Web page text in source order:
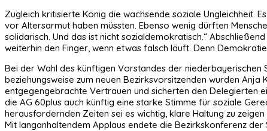
Zugleich kritisierte König die wachsende soziale Ungleichheit.
vor Altersarmut haben müssten. Ebenso wenig dürften
solidarisch. Und das ist nicht sozialdemokratisch.“
weiterhin den Finger, wenn etwas falsch läuft. Denn
Bei der Wahl des künftigen Vorstandes der niederbayerischen
beziehungsweise zum neuen Bezirksvorsitzenden wurden
entgegengebrachte Vertrauen und sicherten den Delegierten
die AG 60plus auch künftig eine starke Stimme für soziale
herausfordernden Zeiten sei es wichtig, klare Haltung zu
Mit langanhaltendem Applaus endete die Bezirkskonferenz